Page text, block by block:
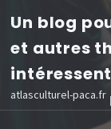
Aller
contenu
(Pressez
Entrée)
Un blog
et autres
atlasculturel-paca.fr